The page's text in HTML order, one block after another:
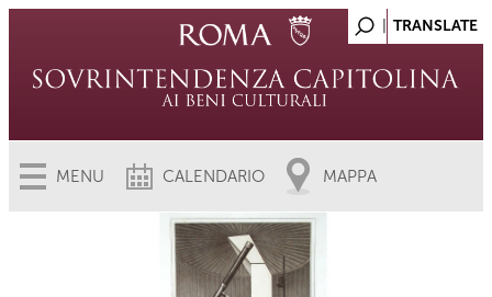
MENU CALENDARIO MAPPA